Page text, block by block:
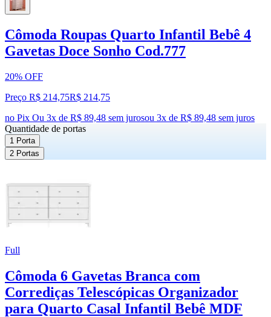
Cômoda Roupas Quarto Infantil Bebê 4
Gavetas Doce Sonho Cod.777
20% OFF
Preço R$ 214,75R$ 214,75
no Pix Ou 3x de R$ 89,48 sem jurosou 3x de R$ 89,48 sem juros
Quantidade de portas
1 Porta
2 Portas
Full
Cômoda 6 Gavetas Branca com
Corrediças Telescópicas Organizador
para Quarto Casal Infantil Bebê MDF